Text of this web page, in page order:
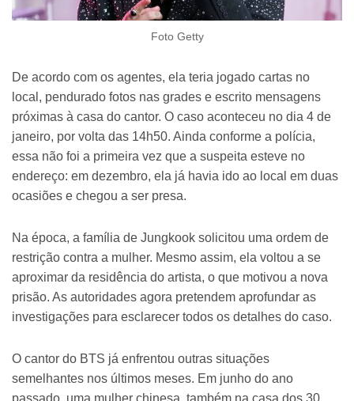
Foto Getty
De acordo com os agentes, ela teria jogado cartas no
local, pendurado fotos nas grades e escrito mensagens
próximas à casa do cantor. O caso aconteceu no dia 4 de
janeiro, por volta das 14h50. Ainda conforme a polícia,
essa não foi a primeira vez que a suspeita esteve no
endereço: em dezembro, ela já havia ido ao local em duas
ocasiões e chegou a ser presa.
Na época, a família de Jungkook solicitou uma ordem de
restrição contra a mulher. Mesmo assim, ela voltou a se
aproximar da residência do artista, o que motivou a nova
prisão. As autoridades agora pretendem aprofundar as
investigações para esclarecer todos os detalhes do caso.
O cantor do BTS já enfrentou outras situações
semelhantes nos últimos meses. Em junho do ano